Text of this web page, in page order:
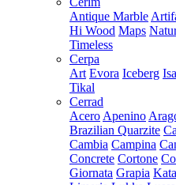
Antique Marble
Hi Wood Maps
Timeless
Cerpa
Art Evora Iceberg
Tikal
Cerrad
Acero Apenino
Brazilian Quarzite
Cambia Campina
Concrete Cortone
Giornata Grapia